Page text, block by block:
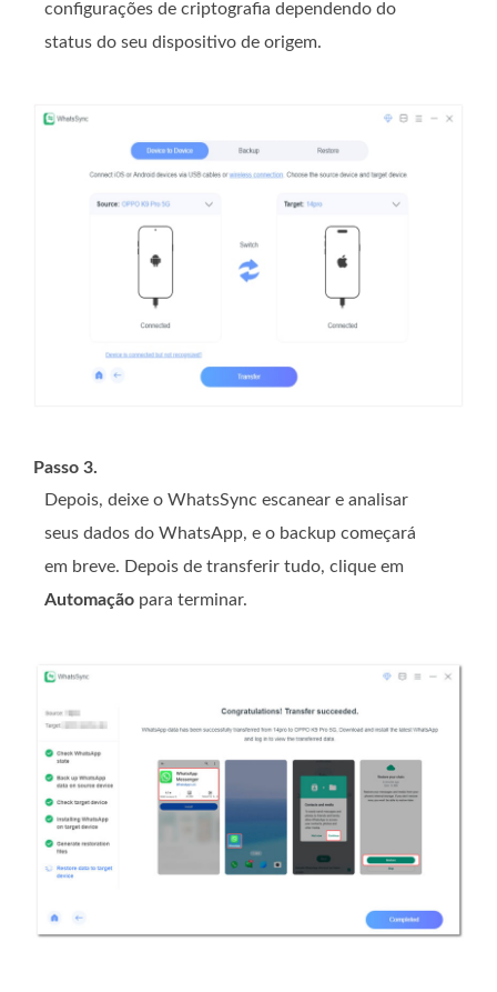
configurações de criptografia dependendo do
status do seu dispositivo de origem.
Passo 3.
Depois, deixe o WhatsSync escanear e analisar
seus dados do WhatsApp, e o backup começará
em breve. Depois de transferir tudo, clique em
Automação para terminar.